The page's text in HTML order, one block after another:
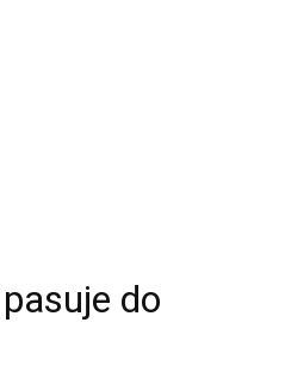
do